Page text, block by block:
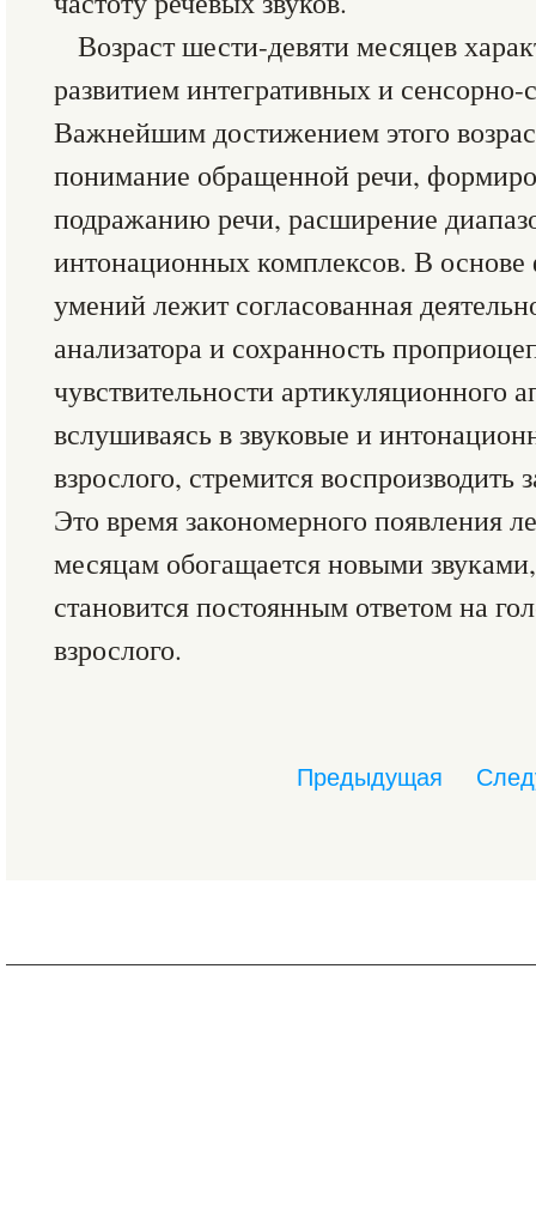
Возраст шести-девяти месяцев
развитием интегративных и
Важнейшим достижением этого
понимание обращенной речи,
подражанию речи, расширение
интонационных комплексов. В
умений лежит согласованная
анализатора и сохранность
чувствительности артикуляционного
вслушиваясь в звуковые и
взрослого, стремится воспроизводить
Это время закономерного появления
месяцам обогащается новыми
становится постоянным ответом на
взрослого.
Предыдущая